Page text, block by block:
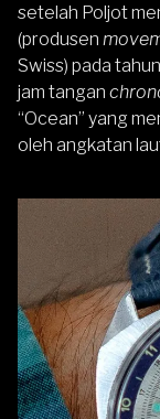
setelah Poljot
(produsen
Swiss) pada
jam tangan
“Ocean” yang
oleh angkatan